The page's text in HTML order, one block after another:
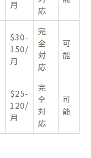
月
応
$30-
150/
月
完
全
対
応
可
能
$25-
120/
月
完
全
対
応
可
能